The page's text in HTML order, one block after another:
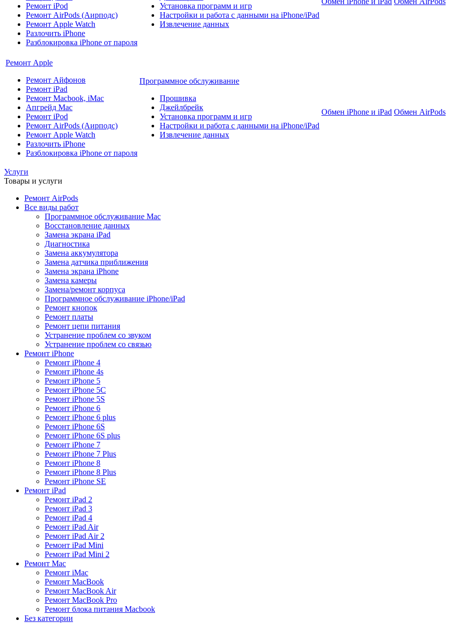
Ремонт iPod
Ремонт AirPods (Аирподс)
Ремонт Apple Watch
Разлочить iPhone
Разблокировка iPhone от пароля
Установка программ и игр
Настройки и работа с данными на iPhone/iPad
Извлечение данных
Ремонт Apple
Ремонт Айфонов
Ремонт iPad
Ремонт Macbook, iMac
Апгрейд Mac
Ремонт iPod
Ремонт AirPods (Аирподс)
Ремонт Apple Watch
Разлочить iPhone
Разблокировка iPhone от пароля
Программное обслуживание
Прошивка
Джейлбрейк
Установка программ и игр
Настройки и работа с данными на iPhone/iPad
Извлечение данных
Обмен iPhone и iPad Обмен AirPods
Услуги
Товары и услуги
Ремонт AirPods
Все виды работ
Программное обслуживание Mac
Восстановление данных
Замена экрана iPad
Диагностика
Замена аккумулятора
Замена датчика приближения
Замена экрана iPhone
Замена камеры
Замена/ремонт корпуса
Программное обслуживание iPhone/iPad
Ремонт кнопок
Ремонт платы
Ремонт цепи питания
Устранение проблем со звуком
Устранение проблем со связью
Ремонт iPhone
Ремонт iPhone 4
Ремонт iPhone 4s
Ремонт iPhone 5
Ремонт iPhone 5C
Ремонт iPhone 5S
Ремонт iPhone 6
Ремонт iPhone 6 plus
Ремонт iPhone 6S
Ремонт iPhone 6S plus
Ремонт iPhone 7
Ремонт iPhone 7 Plus
Ремонт iPhone 8
Ремонт iPhone 8 Plus
Ремонт iPhone SE
Ремонт iPad
Ремонт iPad 2
Ремонт iPad 3
Ремонт iPad 4
Ремонт iPad Air
Ремонт iPad Air 2
Ремонт iPad Mini
Ремонт iPad Mini 2
Ремонт Mac
Ремонт iMac
Ремонт MacBook
Ремонт MacBook Air
Ремонт MacBook Pro
Ремонт блока питания Macbook
Без категории